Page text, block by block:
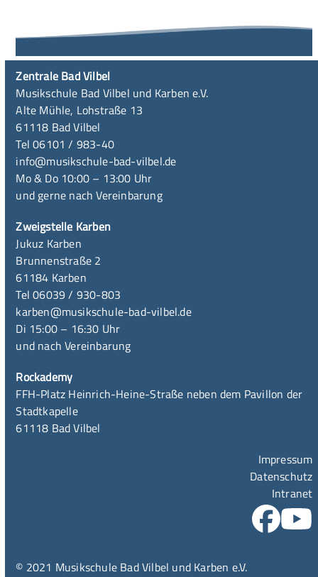
Zentrale Bad Vilbel
Musikschule Bad Vilbel und Karben e.V.
Alte Mühle, Lohstraße 13
61118 Bad Vilbel
Tel 06101 / 983-40
info@musikschule-bad-vilbel.de
Mo & Do 10:00 – 13:00 Uhr
und gerne nach Vereinbarung
Zweigstelle Karben
Jukuz Karben
Brunnenstraße 2
61184 Karben
Tel 06039 / 930-803
karben@musikschule-bad-vilbel.de
Di 15:00 – 16:30 Uhr
und nach Vereinbarung
Rockademy
FFH-Platz Heinrich-Heine-Straße neben dem Pavillon der
Stadtkapelle
61118 Bad Vilbel
Impressum
Datenschutz
Intranet
© 2021 Musikschule Bad Vilbel und Karben e.V.